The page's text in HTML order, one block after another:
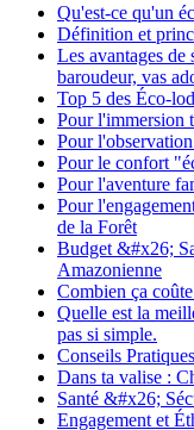
Qu'est-ce qu'un
Définition et
Les avantages
baroudeur, vas
Top 5 des Éco-
Pour l'immersion
Pour
Pour le confort
Pour l'aventure
Pour
de la Forêt
Budget &#x26;
Amazonienne
Combien ça
Quelle est la
pas si simple.
Conseils
Dans ta valise :
Santé &#x26;
Engagement et